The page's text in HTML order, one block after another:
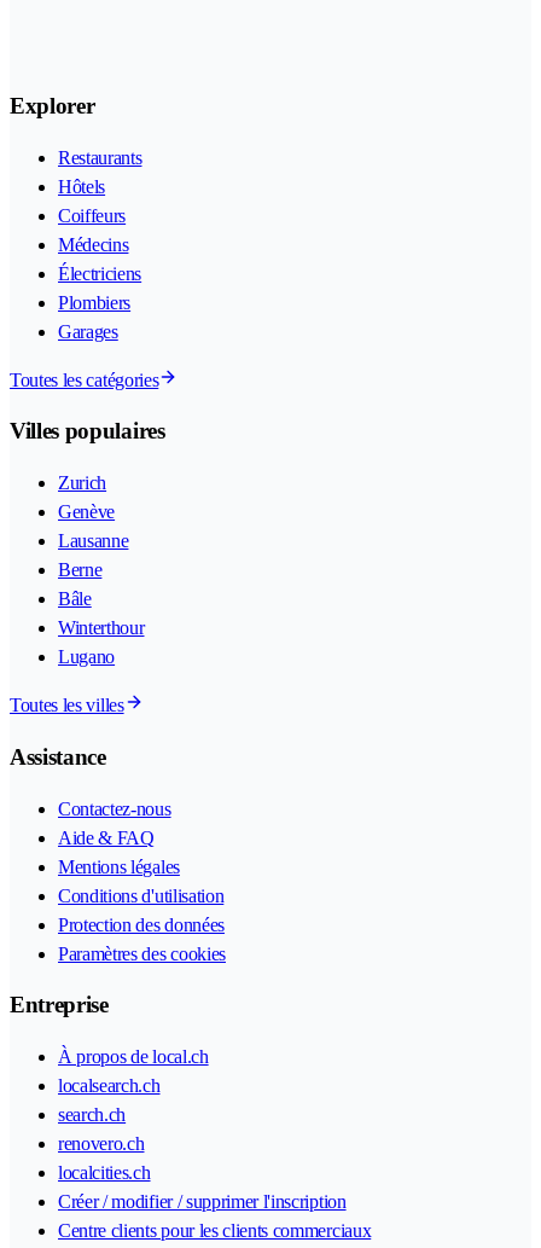
Explorer
Restaurants
Hôtels
Coiffeurs
Médecins
Électriciens
Plombiers
Garages
Toutes les catégories
Villes populaires
Zurich
Genève
Lausanne
Berne
Bâle
Winterthour
Lugano
Toutes les villes
Assistance
Contactez-nous
Aide & FAQ
Mentions légales
Conditions d'utilisation
Protection des données
Paramètres des cookies
Entreprise
À propos de local.ch
localsearch.ch
search.ch
renovero.ch
localcities.ch
Créer / modifier / supprimer l'inscription
Centre clients pour les clients commerciaux